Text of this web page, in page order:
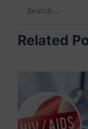
for:
Related